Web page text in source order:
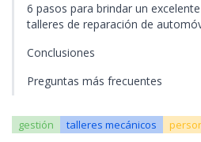
6 pasos para brindar un
talleres de reparación de
Conclusiones
Preguntas más frecuentes
gestión talleres mecánicos